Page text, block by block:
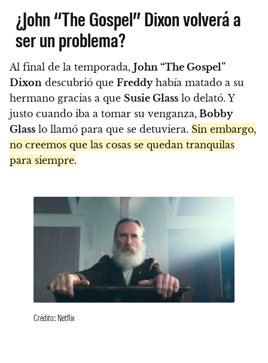
¿John “The Gospel” Dixon volverá a
ser un problema?
Al final de la temporada, John “The Gospel”
Dixon descubrió que Freddyhabía matado a su
hermano gracias a que Susie Glass lo delató. Y
justo cuando iba a tomar su venganza, Bobby
Glass lo llamó para que se detuviera. Sin embargo,
no creemos que las cosas se quedan tranquilas
para siempre.
Crédito: Netflix